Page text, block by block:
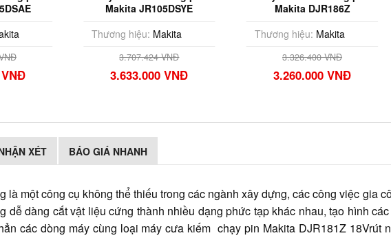
Makita
VNĐ
VNĐ
Makita DJR186Z
Thương hiệu:Makita
3.326.400 VNĐ
3.260.000 VNĐ
JR3060T
Thương hiệu:Makita
4.740.000 VNĐ
4.266.000 VNĐ
XÉT BÁO GIÁ NHANH
một công cụ không thể thiếu trong các ngành xây dựng, các công việc gia
dễ dàng cắt vật liệu cứng thành nhiều dạng phức tạp khác nhau, tạo hình
các dòng máy cùng loại máy cưa kiếm chạy pin Makita DJR181Z 18Vrút